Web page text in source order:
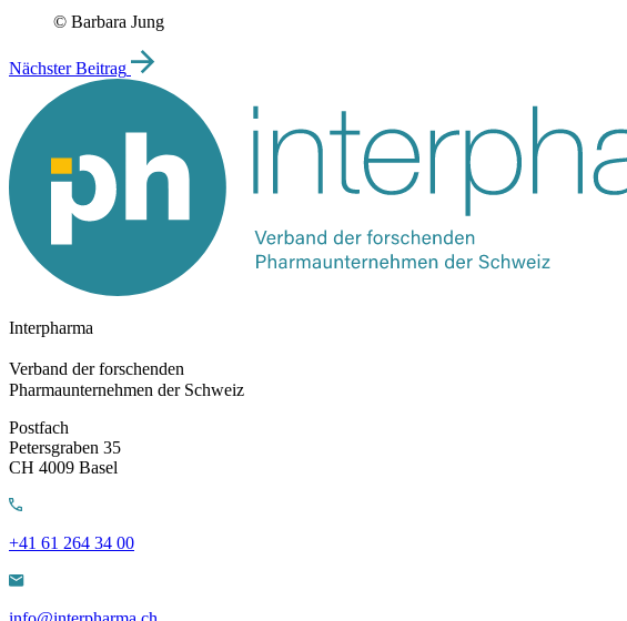
© Barbara Jung
Nächster Beitrag
Interpharma
Verband der forschenden
Pharmaunternehmen der Schweiz
Postfach
Petersgraben 35
CH 4009 Basel
+41 61 264 34 00